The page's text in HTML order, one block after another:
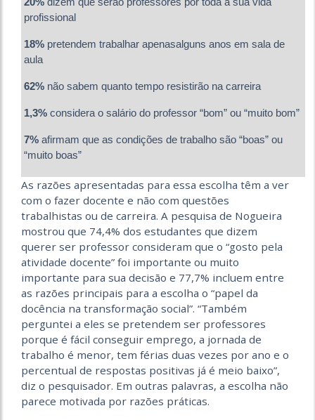
profissional
18% pretendem trabalhar apenasalguns anos em sala de
aula
62% não sabem quanto tempo resistirão na carreira
1,3% considera o salário do professor “bom” ou “muito bom”
7% afirmam que as condições de trabalho são “boas” ou
“muito boas”
As razões apresentadas para essa escolha têm a ver
com o fazer docente e não com questões
trabalhistas ou de carreira. A pesquisa de Nogueira
mostrou que 74,4% dos estudantes que dizem
querer ser professor consideram que o “gosto pela
atividade docente” foi importante ou muito
importante para sua decisão e 77,7% incluem entre
as razões principais para a escolha o “papel da
docência na transformação social”. “Também
perguntei a eles se pretendem ser professores
porque é fácil conseguir emprego, a jornada de
trabalho é menor, tem férias duas vezes por ano e o
percentual de respostas positivas já é meio baixo”,
diz o pesquisador. Em outras palavras, a escolha não
parece motivada por razões práticas.